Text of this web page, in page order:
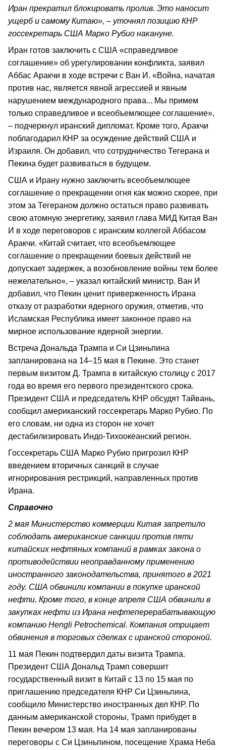
Иран прекратил блокировать пролив. Это наносит
ущерб и самому Китаю», – уточнял позицию КНР
госсекретарь США Марко Рубио накануне.
Иран готов заключить с США «справедливое
соглашение» об урегулировании конфликта, заявил
Аббас Аракчи в ходе встречи с Ван И. «Война, начатая
против нас, является явной агрессией и явным
нарушением международного права... Мы примем
только справедливое и всеобъемлющее соглашение»,
– подчеркнул иранский дипломат. Кроме того, Аракчи
поблагодарил КНР за осуждение действий США и
Израиля. Он добавил, что сотрудничество Тегерана и
Пекина будет развиваться в будущем.
США и Ирану нужно заключить всеобъемлющее
соглашение о прекращении огня как можно скорее, при
этом за Тегераном должно остаться право развивать
свою атомную энергетику, заявил глава МИД Китая Ван
И в ходе переговоров с иранским коллегой Аббасом
Аракчи. «Китай считает, что всеобъемлющее
соглашение о прекращении боевых действий не
допускает задержек, а возобновление войны тем более
нежелательно», – указал китайский министр. Ван И
добавил, что Пекин ценит приверженность Ирана
отказу от разработки ядерного оружия, отметив, что
Исламская Республика имеет законное право на
мирное использование ядерной энергии.
Встреча Дональда Трампа и Си Цзиньпина
запланирована на 14–15 мая в Пекине. Это станет
первым визитом Д. Трампа в китайскую столицу с 2017
года во время его первого президентского срока.
Президент США и председатель КНР обсудят Тайвань,
сообщил американский госсекретарь Марко Рубио. По
его словам, ни одна из сторон не хочет
дестабилизировать Индо-Тихоокеанский регион.
Госсекретарь США Марко Рубио пригрозил КНР
введением вторичных санкций в случае
игнорирования рестрикций, направленных против
Ирана.
Справочно
2 мая Министерство коммерции Китая запретило
соблюдать американские санкции против пяти
китайских нефтяных компаний в рамках закона о
противодействии неоправданному применению
иностранного законодательства, принятого в 2021
году. США обвинили компании в покупке иранской
нефти. Кроме того, в конце апреля США обвинили в
закупках нефти из Ирана нефтеперерабатывающую
компанию Hengli Petrochemical. Компания отрицает
обвинения в торговых сделках с иранской стороной.
11 мая Пекин подтвердил даты визита Трампа.
Президент США Дональд Трамп совершит
государственный визит в Китай с 13 по 15 мая по
приглашению председателя КНР Си Цзиньпина,
сообщило Министерство иностранных дел КНР. По
данным американской стороны, Трамп прибудет в
Пекин вечером 13 мая. На 14 мая запланированы
переговоры с Си Цзиньпином, посещение Храма Неба